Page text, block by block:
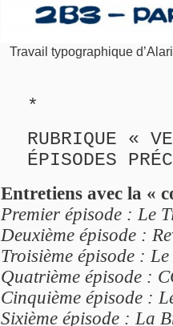
Travail typographique
*
RUBRIQUE «
ÉPISODES
Entretiens avec la «
Premier épisode : Le
Deuxième épisode :
Troisième épisode :
Quatrième épisode :
Cinquième épisode :
Sixième épisode : La